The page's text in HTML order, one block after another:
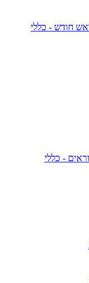
חודש - כללי
- כללי